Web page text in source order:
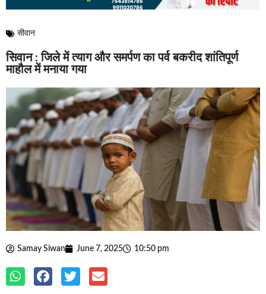
सीवान
सिवान : जिले में त्याग और समर्पण का पर्व बकरीद शांतिपूर्ण
माहौल में मनाया गया
Samay Siwan June 7, 2025 10:50 pm